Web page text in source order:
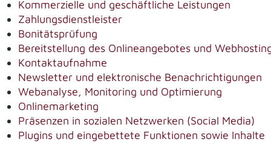
Kommerzielle und geschäftliche Leistungen
Zahlungsdienstleister
Bonitätsprüfung
Bereitstellung des Onlineangebotes und
Kontaktaufnahme
Newsletter und elektronische Benachrichtigungen
Webanalyse, Monitoring und Optimierung
Onlinemarketing
Präsenzen in sozialen Netzwerken (Social Media)
Plugins und eingebettete Funktionen sowie Inhalte